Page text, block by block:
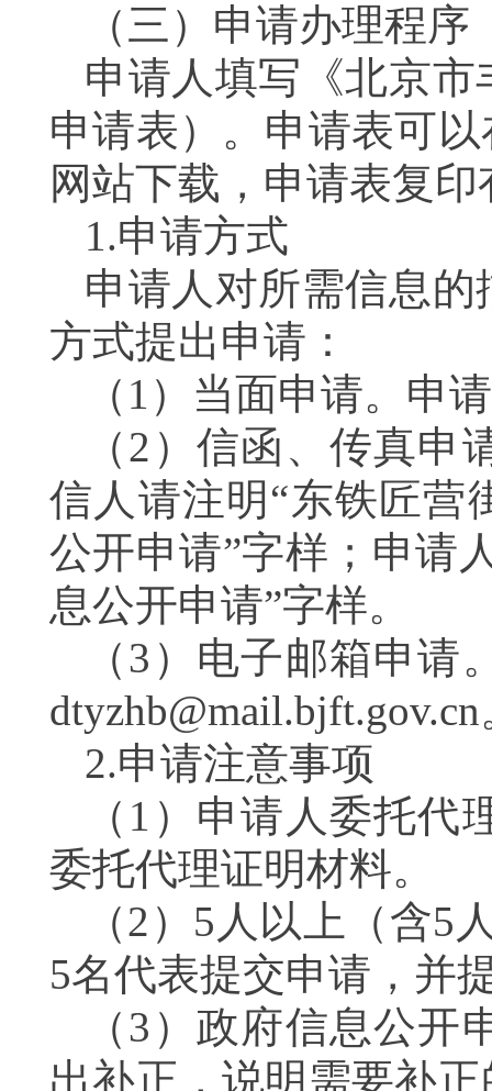
（三）申请办理程序
申请人填写《北京
申请表）。申请表可
网站下载，申请表复印
1.申请方式
申请人对所需信息
方式提出申请：
（1）当面申请。申
（2）信函、传真
信人请注明“东铁匠营
公开申请”字样；申请
息公开申请”字样。
（3）电子邮箱申
2.申请注意事项
（1）申请人委托
委托代理证明材料。
（2）5人以上（含5
5名代表提交申请，并
（3）政府信息公
出补正，说明需要补